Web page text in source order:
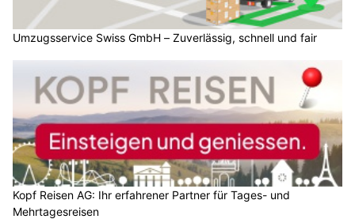
Umzugsservice Swiss GmbH – Zuverlässig, schnell und fair
Kopf Reisen AG: Ihr erfahrener Partner für Tages- und
Mehrtagesreisen